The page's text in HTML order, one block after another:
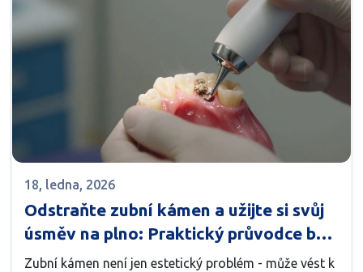
18, ledna, 2026
Odstraňte zubní kámen a užijte si svůj
úsměv na plno: Praktický průvodce bez
bolesti a nákladů
Zubní kámen není jen estetický problém - může vést k